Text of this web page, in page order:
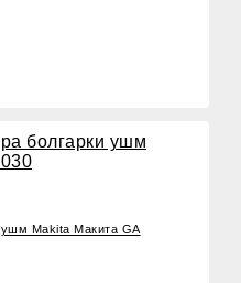
ушм Makita Макита GA